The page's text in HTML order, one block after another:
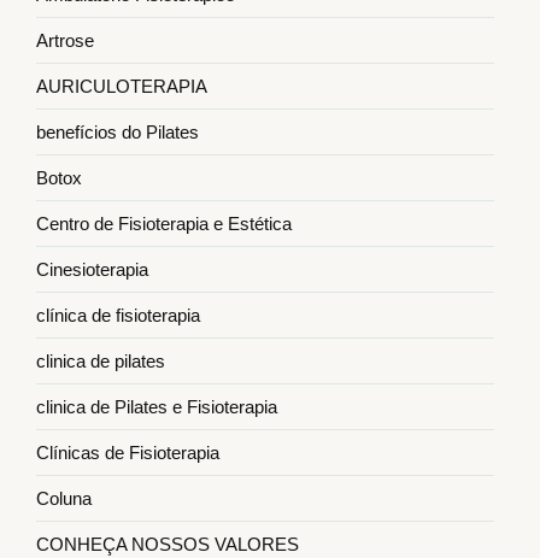
Artrose
AURICULOTERAPIA
benefícios do Pilates
Botox
Centro de Fisioterapia e Estética
Cinesioterapia
clínica de fisioterapia
clinica de pilates
clinica de Pilates e Fisioterapia
Clínicas de Fisioterapia
Coluna
CONHEÇA NOSSOS VALORES